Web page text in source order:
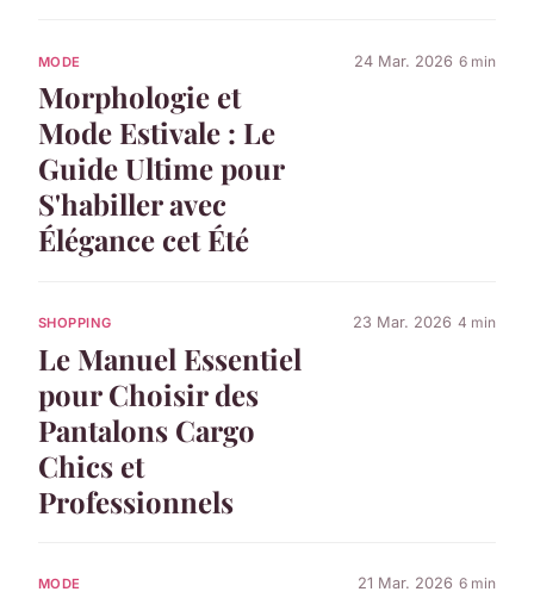
MODE
Morphologie et
Mode Estivale : Le
Guide Ultime pour
S'habiller avec
Élégance cet Été
24 Mar. 2026 6 min
SHOPPING
Le Manuel Essentiel
pour Choisir des
Pantalons Cargo
Chics et
Professionnels
23 Mar. 2026 4 min
MODE 21 Mar. 2026 6 min